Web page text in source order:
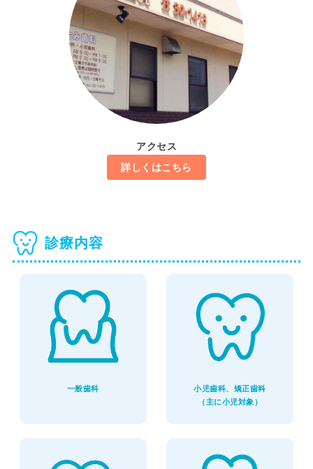
アクセス
詳しくはこちら
診療内容
一般歯科
小児歯科、矯正歯科
（主に小児対象）